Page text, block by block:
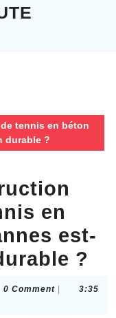
tennis en béton
durable ?
en
est-
?
0 Comment
3:35